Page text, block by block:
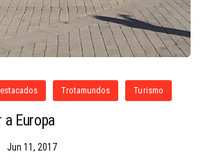
Trotamundos Turismo
a Europa
Jun 11, 2017